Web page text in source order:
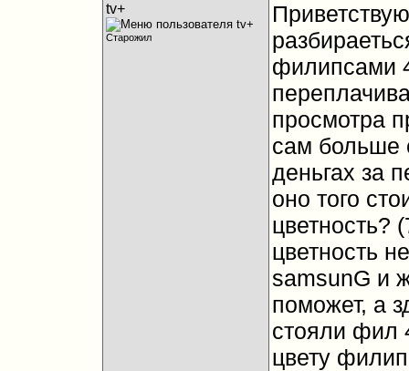
tv+
Старожил
филипсами
просмотра
сам больше
деньгах за
оно того
цветность?
цветность
samsunG и
поможет, а
стояли фил
цвету